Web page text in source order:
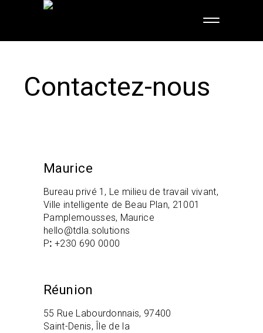
Contactez-nous
Maurice
Bureau privé 1, Le milieu de travail vivant,
Ville intelligente de Beau Plan, 21001
Pamplemousses, Maurice
hello@tdla.solutions
P: +230 690 0000
Réunion
55 Rue Labourdonnais, 97400
Saint-Denis, Île de la